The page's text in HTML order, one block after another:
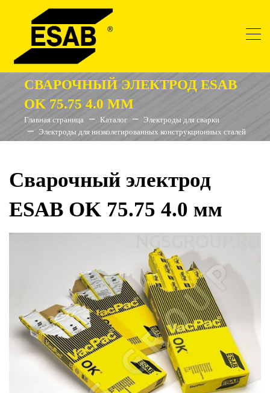
СВАРОЧНЫЙ ЭЛЕКТРОД ESAB
OK 75.75 4.0 ММ
Главная страница Каталог
Электроды для сварки
Электроды для низколегированных конструкционных сталей
Сварочный электрод
ESAB OK 75.75 4.0 мм